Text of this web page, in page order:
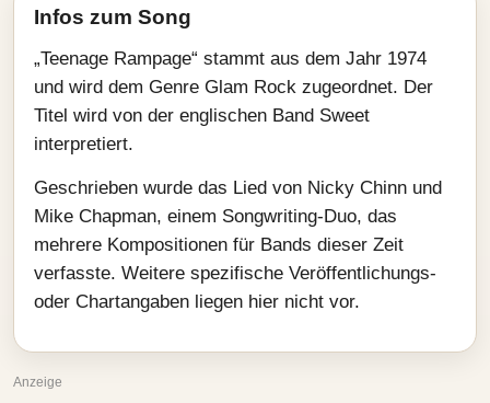
Infos zum Song
„Teenage Rampage“ stammt aus dem Jahr 1974
und wird dem Genre Glam Rock zugeordnet. Der
Titel wird von der englischen Band Sweet
interpretiert.
Geschrieben wurde das Lied von Nicky Chinn und
Mike Chapman, einem Songwriting-Duo, das
mehrere Kompositionen für Bands dieser Zeit
verfasste. Weitere spezifische Veröffentlichungs-
oder Chartangaben liegen hier nicht vor.
Anzeige